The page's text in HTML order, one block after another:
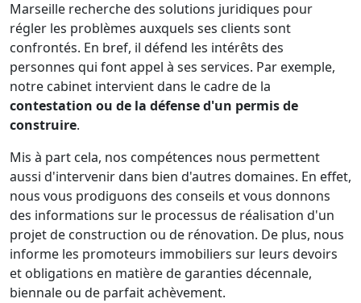
Marseille recherche des solutions juridiques pour
régler les problèmes auxquels ses clients sont
confrontés. En bref, il défend les intérêts des
personnes qui font appel à ses services. Par exemple,
notre cabinet intervient dans le cadre de la
contestation ou de la défense d'un permis de
construire.
Mis à part cela, nos compétences nous permettent
aussi d'intervenir dans bien d'autres domaines. En effet,
nous vous prodiguons des conseils et vous donnons
des informations sur le processus de réalisation d'un
projet de construction ou de rénovation. De plus, nous
informe les promoteurs immobiliers sur leurs devoirs
et obligations en matière de garanties décennale,
biennale ou de parfait achèvement.